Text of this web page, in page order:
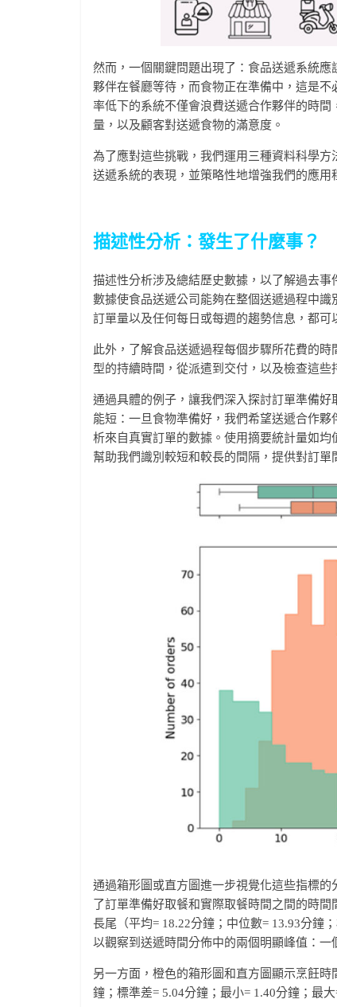
然而，一個關鍵問題出現了：食品送遞系統
夥伴在餐廳等待，而食物正在準備中，這是
率低下的系統不僅會浪費送遞合作夥伴的時
量，以及顧客對送遞食物的滿意度。
為了應對這些挑戰，我們運用三種資料科學
送遞系統的表現，並策略性地增強我們的應用
描述性分析：發生了什麼事？
描述性分析涉及總結歷史數據，以了解過去
數據使食品送遞公司能夠在整個送遞過程中
訂單量以及任何每日或每週的趨勢信息，都可
此外，了解食品送遞過程每個步驟所花費的
型的持續時間，從派遣到交付，以及檢查這些
通過具體的例子，讓我們深入探討訂單準備
能短：一旦食物準備好，我們希望送遞合作
析來自真實訂單的數據。使用摘要統計量如均
幫助我們識別較短和較長的間隔，提供對訂
通過箱形圖或直方圖進一步視覺化這些指標
了訂單準備好取餐和實際取餐時間之間的時
長尾（平均= 18.22分鐘；中位數= 13.93分鐘
以觀察到送遞時間分佈中的兩個明顯峰值：一
另一方面，橙色的箱形圖和直方圖顯示烹飪
鐘；標準差= 5.04分鐘；最小= 1.40分鐘；最